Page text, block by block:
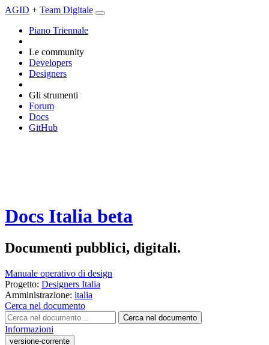
AGID + Team Digitale
Piano Triennale
Le community
Developers
Designers
Gli strumenti
Forum
Docs
GitHub
Docs Italia beta
Documenti pubblici, digitali.
Manuale operativo di design
Progetto: Designers Italia
Amministrazione: italia
Cerca nel documento
Cerca nel documento
Informazioni
versione-corrente